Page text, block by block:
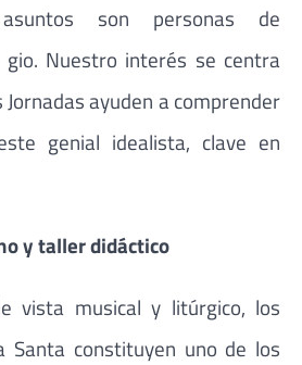
son personas de
Nuestro interés se centra
ayuden a comprender
genial idealista, clave en
y taller didáctico
vista musical y litúrgico, los
Santa constituyen uno de los